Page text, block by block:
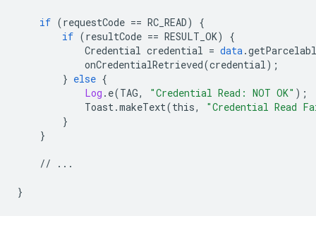
if (requestCode == RC_READ)
{
if (resultCode == RESULT_OK)
{
Credential credential = data.
onCredentialRetrieved(credential);
} else {
Log . e(TAG, "Credential Read: NOT OK" );
Toast.makeText(this,
"Credential Read
}
}
// ...
}